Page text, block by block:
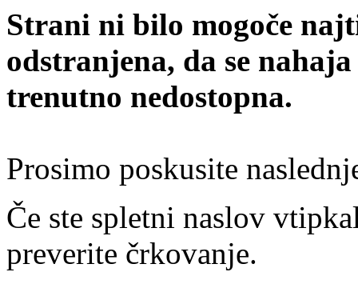
Strani ni bilo mogoče
odstranjena, da se
trenutno nedostopna.
Prosimo poskusite
Če ste spletni naslov
preverite črkovanje.